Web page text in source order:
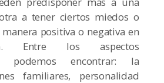
a tener ciertos miedos o
positiva o negativa en
Entre los aspectos
podemos encontrar: la
familiares, personalidad